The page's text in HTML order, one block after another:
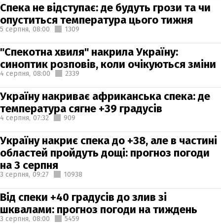
Спека не відступає: де будуть грози та чи
опуститься температура цього тижня
5 серпня, 08:00 1309
"Спекотна хвиля" накрила Україну:
синоптик розповів, коли очікуються зміни
4 серпня, 08:00 2339
Україну накриває африканська спека: де
температура сягне +39 градусів
4 серпня, 07:32 909
Україну накриє спека до +38, але в частині
областей пройдуть дощі: прогноз погоди
на 3 серпня
3 серпня, 09:27 10938
Від спеки +40 градусів до злив зі
шквалами: прогноз погоди на тиждень
3 серпня, 08:00 5459